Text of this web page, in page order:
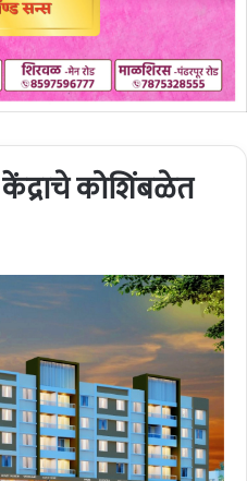
केंद्राचे कोशिंबळेत